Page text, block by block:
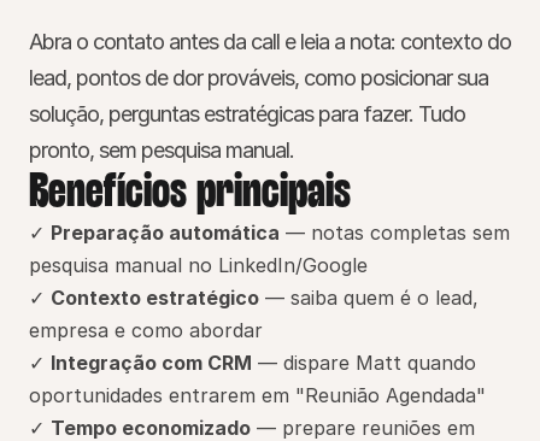
Abra o contato antes da call e leia a nota: contexto do
lead, pontos de dor prováveis, como posicionar sua
solução, perguntas estratégicas para fazer. Tudo
pronto, sem pesquisa manual.
Benefícios principais
✓ Preparação automática — notas completas sem
pesquisa manual no LinkedIn/Google
✓ Contexto estratégico — saiba quem é o lead,
empresa e como abordar
✓ Integração com CRM — dispare Matt quando
oportunidades entrarem em "Reunião Agendada"
✓ Tempo economizado — prepare reuniões em